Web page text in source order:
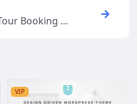
Booking Sy
VIP